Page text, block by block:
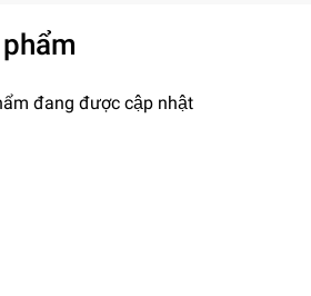
đang được cập nhật